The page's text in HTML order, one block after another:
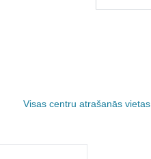
Visas centru atrašanās vietas